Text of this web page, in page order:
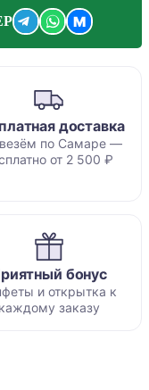
M
доставка
по Самаре —
от 2 500 ₽
бонус
и открытка к
каждому заказу